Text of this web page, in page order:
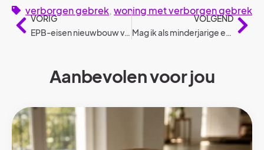
verborgen gebrek, woning met verborgen gebrek
VORIG
EPB-eisen nieuwbouw volgens wetgeving
VOLGEND
Mag ik als minderjarige een huis of appartement huren?
Aanbevolen voor jou